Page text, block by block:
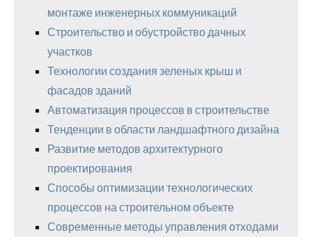
монтаже инженерных коммуникаций
Строительство и обустройство дачных
участков
Технологии создания зеленых крыш и
фасадов зданий
Автоматизация процессов в строительстве
Тенденции в области ландшафтного дизайна
Развитие методов архитектурного
проектирования
Способы оптимизации технологических
процессов на строительном объекте
Современные методы управления отходами